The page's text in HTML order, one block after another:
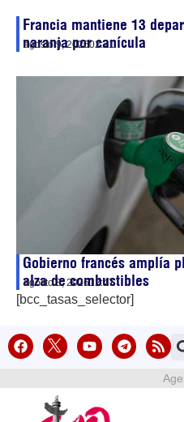
Francia mantiene 13
naranja por canícula
agosto 9, 202602:21
Gobierno francés amplía
alza de combustibles
agosto 8, 202612:47
[bcc_tasas_selector]